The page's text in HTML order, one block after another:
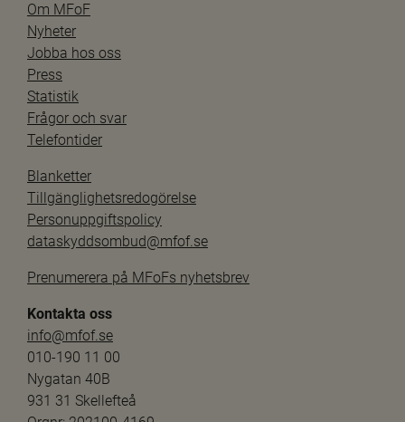
Om MFoF
Nyheter
Jobba hos oss
Press
Statistik
Frågor och svar
Telefontider
Blanketter
Tillgänglighetsredogörelse
Personuppgiftspolicy
dataskyddsombud@mfof.se
Prenumerera på MFoFs nyhetsbrev
Kontakta oss
info@mfof.se
010-190 11 00
Nygatan 40B
931 31 Skellefteå